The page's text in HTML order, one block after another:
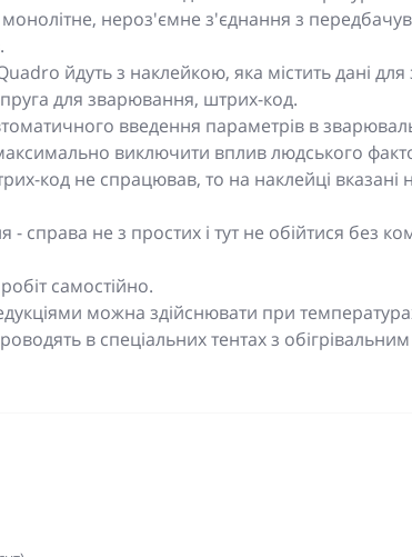
нероз'ємне з'єднання з
йдуть з наклейкою, яка містить дані
для зварювання, штрих-код.
введення параметрів в
виключити вплив людського
код не спрацював, то на наклейці вказані
справа не з простих і тут не обійтися без
самостійно.
можна здійснювати при температурах
в спеціальних тентах з